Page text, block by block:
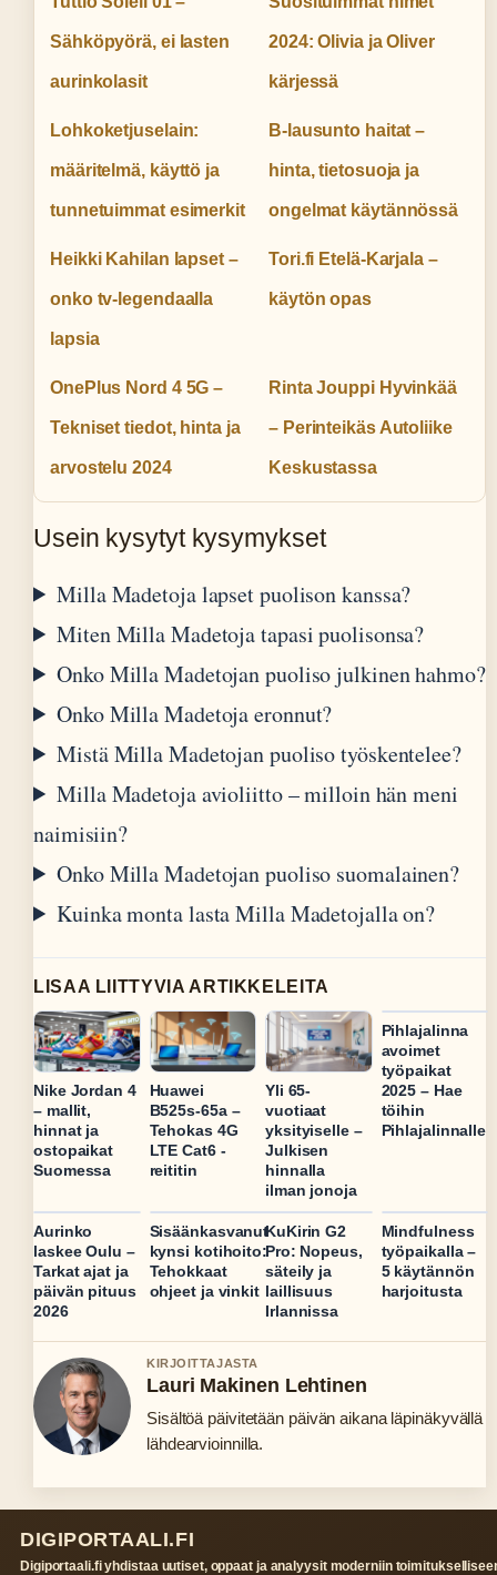
Sähköpyörä, ei lasten
aurinkolasit
2024: Olivia ja Oliver
kärjessä
Lohkoketjuselain:
määritelmä, käyttö ja
tunnetuimmat esimerkit
B-lausunto haitat –
hinta, tietosuoja ja
ongelmat käytännössä
Heikki Kahilan lapset –
onko tv-legendaalla
lapsia
Tori.fi Etelä-Karjala –
käytön opas
OnePlus Nord 4 5G –
Tekniset tiedot, hinta ja
arvostelu 2024
Rinta Jouppi Hyvinkää
– Perinteikäs Autoliike
Keskustassa
Usein kysytyt kysymykset
Milla Madetoja lapset puolison kanssa?
Miten Milla Madetoja tapasi puolisonsa?
Onko Milla Madetojan puoliso julkinen hahmo?
Onko Milla Madetoja eronnut?
Mistä Milla Madetojan puoliso työskentelee?
Milla Madetoja avioliitto – milloin hän meni
naimisiin?
Onko Milla Madetojan puoliso suomalainen?
Kuinka monta lasta Milla Madetojalla on?
LISAA LIITTYVIA ARTIKKELEITA
Nike Jordan 4
– mallit,
hinnat ja
ostopaikat
Suomessa
Huawei
B525s-65a –
Tehokas 4G
LTE Cat6 -
reititin
Yli 65-
vuotiaat
yksityiselle –
Julkisen
hinnalla
ilman jonoja
Pihlajalinna
avoimet
työpaikat
2025 – Hae
töihin
Pihlajalinnalle
Aurinko
laskee Oulu –
Tarkat ajat ja
päivän pituus
2026
Sisäänkasvanut
kynsi kotihoito:
Tehokkaat
ohjeet ja vinkit
KuKirin G2
Pro: Nopeus,
säteily ja
laillisuus
Irlannissa
Mindfulness
työpaikalla –
5 käytännön
harjoitusta
KIRJOITTAJASTA
Lauri Makinen Lehtinen
Sisältöä päivitetään päivän aikana läpinäkyvällä
lähdearvioinnilla.
DIGIPORTAALI.FI
Digiportaali.fi yhdistaa uutiset, oppaat ja analyysit moderniin